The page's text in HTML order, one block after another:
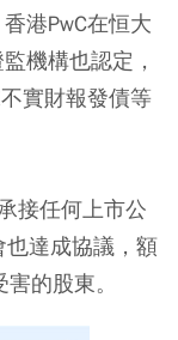
港PwC在恒大
機構也認定，
實財報發債等
接任何上市公
也達成協議，額
的股東。